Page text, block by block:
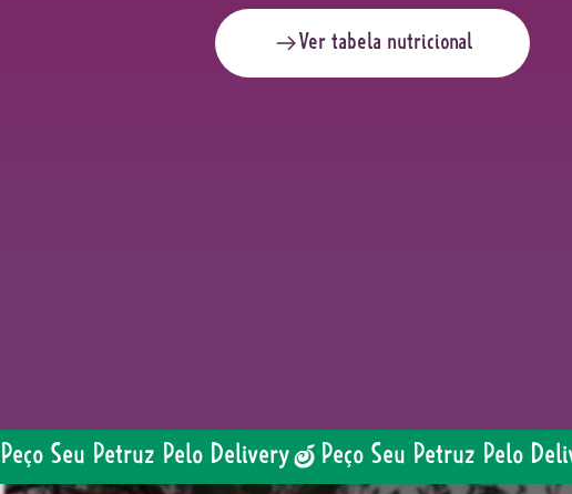
Ver tabela nutricional
Peço Seu Petruz Pelo Delivery